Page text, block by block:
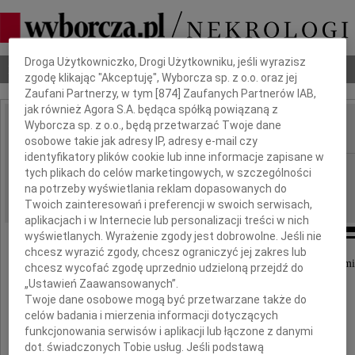
Nekrologi Odeszli Poradnik pogrzebowy
IMIĘ I NAZWISKO:
REGION: Częstochowa
DATA EMISJI: 31.01.2024
Z głębokim smutkiem przyjęliśmy wiadomość o
Dbamy o Twoją prywatność
Droga Użytkowniczko, Drogi Użytkowniku, jeśli wyrazisz
zgodę klikając "Akceptuję", Wyborcza sp. z o.o. oraz jej
Zaufani Partnerzy, w tym [874 ] Zaufanych Partnerów IAB,
jak również Agora S.A. będąca spółką powiązaną z
Wyborcza sp. z o.o., będą przetwarzać Twoje dane
osobowe takie jak adresy IP, adresy e-mail czy
identyfikatory plików cookie lub inne informacje zapisane w
tych plikach do celów marketingowych, w szczególności
na potrzeby wyświetlania reklam dopasowanych do
Twoich zainteresowań i preferencji w swoich serwisach,
aplikacjach i w Internecie lub personalizacji treści w nich
wyświetlanych. Wyrażenie zgody jest dobrowolne. Jeśli nie
chcesz wyrazić zgody, chcesz ograniczyć jej zakres lub
chcesz wycofać zgodę uprzednio udzieloną przejdź do
„Ustawień Zaawansowanych”.
Twoje dane osobowe mogą być przetwarzane także do
celów badania i mierzenia informacji dotyczących
funkcjonowania serwisów i aplikacji lub łączone z danymi
dot. świadczonych Tobie usług. Jeśli podstawą